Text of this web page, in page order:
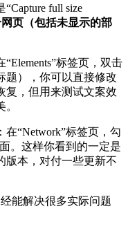
full size
页（包括未显示的部
“Elements”标签页，双击
题），你可以直接修改
复，但用来测试文案效
：在“Network”标签页，勾
。这样你看到的一定是
版本，对付一些更新不
能解决很多实际问题